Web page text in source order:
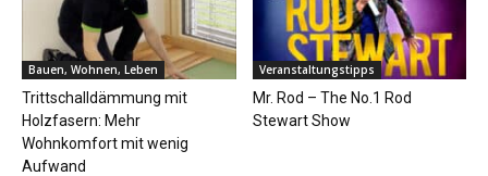
Bauen, Wohnen, Leben
Trittschalldämmung mit
Holzfasern: Mehr
Wohnkomfort mit wenig
Aufwand
Veranstaltungstipps
Mr. Rod – The No.1 Rod
Stewart Show